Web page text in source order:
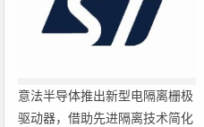
意法半导体推出新型电隔离栅极
驱动器，借助先进隔离技术简化